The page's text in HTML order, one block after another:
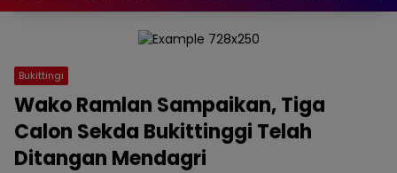
Bukittingi
Wako Ramlan Sampaikan, Tiga
Calon Sekda Bukittinggi Telah
Ditangan Mendagri